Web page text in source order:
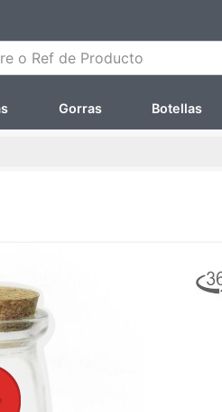
o Ref de Producto
Gorras Botellas